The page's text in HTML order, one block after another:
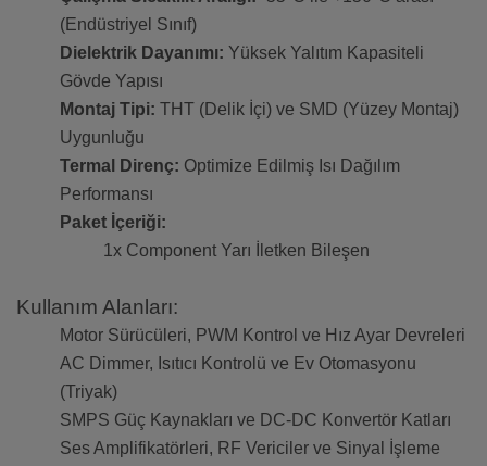
(Endüstriyel Sınıf)
Dielektrik Dayanımı: Yüksek Yalıtım Kapasiteli
Gövde Yapısı
Montaj Tipi: THT (Delik İçi) ve SMD (Yüzey Montaj)
Uygunluğu
Termal Direnç: Optimize Edilmiş Isı Dağılım
Performansı
Paket İçeriği:
1x Component Yarı İletken Bileşen
Kullanım Alanları:
Motor Sürücüleri, PWM Kontrol ve Hız Ayar Devreleri
AC Dimmer, Isıtıcı Kontrolü ve Ev Otomasyonu
(Triyak)
SMPS Güç Kaynakları ve DC-DC Konvertör Katları
Ses Amplifikatörleri, RF Vericiler ve Sinyal İşleme